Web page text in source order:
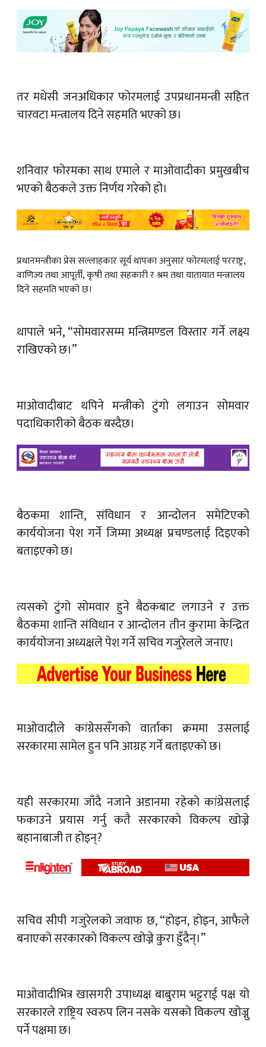
तर मधेसी जनअधिकार फोरमलाई उपप्रधानमन्त्री सहित
चारवटा मन्त्रालय दिने सहमति भएको छ।
शनिवार फोरमका साथ एमाले र माओवादीका प्रमुखबीच
भएको बैठकले उक्त निर्णय गरेको हो।
प्रधानमन्त्रीका प्रेस सल्लाहकार सूर्य थापका अनुसार फोरमलाई परराष्ट्र,
वाणिज्य तथा आपूर्ती, कृषी तथा सहकारी र श्रम तथा यातायात मन्त्रालय
दिने सहमति भएको छ।
थापाले भने, “सोमवारसम्म मन्त्रिमण्डल विस्तार गर्ने लक्ष्य
राखिएको छ।”
माओवादीबाट थपिने मन्त्रीको टुंगो लगाउन सोमवार
पदाधिकारीको बैठक बस्दैछ।
बैठकमा शान्ति, संविधान र आन्दोलन समेटिएको
कार्ययोजना पेश गर्ने जिम्मा अध्यक्ष प्रचण्डलाई दिइएको
बताइएको छ।
त्यसको टुंगो सोमवार हुने बैठकबाट लगाउने र उक्त
बैठकमा शान्ति संविधान र आन्दोलन तीन कुरामा केन्द्रित
कार्ययोजना अध्यक्षले पेश गर्ने सचिव गजुरेलले जनाए।
माओवादीले कांग्रेससँगको वार्ताका क्रममा उसलाई
सरकारमा सामेल हुन पनि आग्रह गर्ने बताइएको छ।
यही सरकारमा जाँदै नजाने अडानमा रहेको कांग्रेसलाई
फकाउने प्रयास गर्नु कतै सरकारको विकल्प खोज्ने
बहानाबाजी त होइन्?
सचिव सीपी गजुरेलको जवाफ छ, “होइन, होइन, आफैले
बनाएको सरकारको विकल्प खो‍ज्ने कुरा हुँदैन्।”
माओवादीभित्र खासगरी उपाध्यक्ष बाबुराम भट्टराई पक्ष यो
सरकारले राष्ट्रिय स्वरुप लिन नसके यसको विकल्प खोज्नु
पर्ने पक्षमा छ।